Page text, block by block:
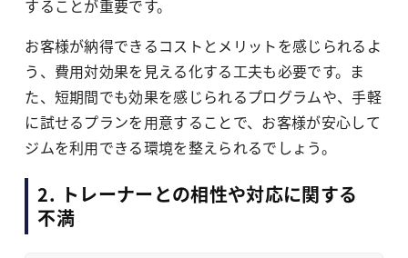
することが重要です。
お客様が納得できるコストとメリットを感じられるよ
う、費用対効果を見える化する工夫も必要です。ま
た、短期間でも効果を感じられるプログラムや、手軽
に試せるプランを用意することで、お客様が安心して
ジムを利用できる環境を整えられるでしょう。
2. トレーナーとの相性や対応に関する
不満